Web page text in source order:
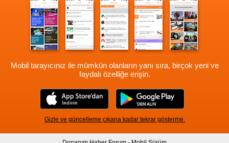
Mobil tarayıcınız ile mümkün olanların yanı sıra, birçok yeni ve
faydalı özelliğe erişin.
Gizle ve güncelleme çıkana kadar tekrar gösterme.